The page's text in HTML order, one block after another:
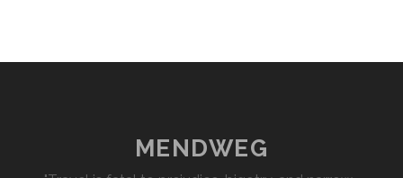
MENDWEG